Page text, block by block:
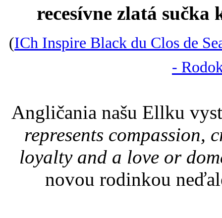
recesívne zlatá sučka
(ICh Inspire Black du Clos de
-
Angličania našu Ellku
represents compassion,
loyalty and a love or
novou rodinkou